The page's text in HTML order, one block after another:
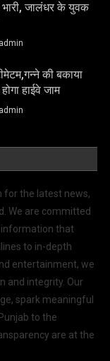
जालंधर के युवक
admin
की बकाया
हाईवे जाम
admin
for the latest news,
We are committed
information that
to in-depth
entertainment, we
and integrity. Our
spark meaningful
to the
are at the